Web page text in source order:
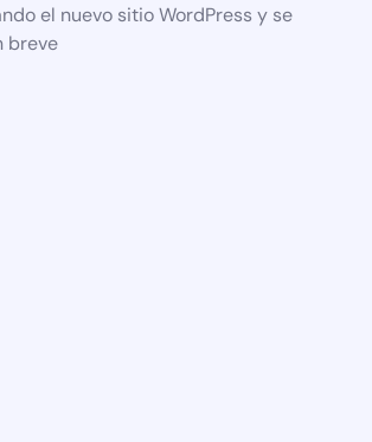
el nuevo sitio WordPress y se
breve